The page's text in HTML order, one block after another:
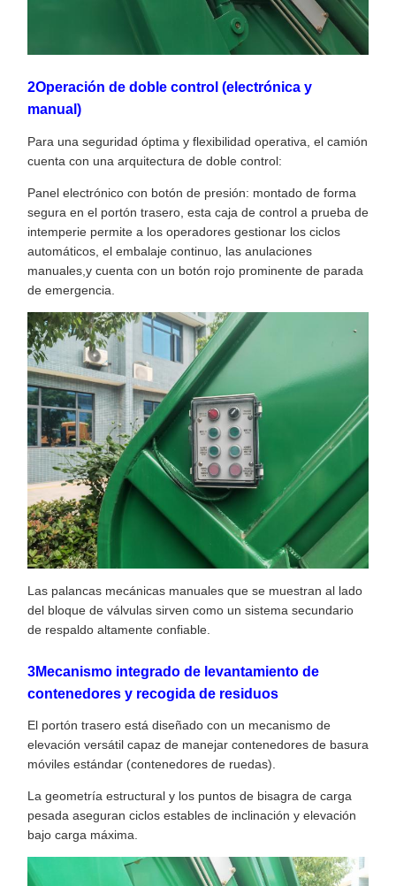
2Operación de doble control (electrónica y
manual)
Para una seguridad óptima y flexibilidad operativa, el camión
cuenta con una arquitectura de doble control:
Panel electrónico con botón de presión: montado de forma
segura en el portón trasero, esta caja de control a prueba de
intemperie permite a los operadores gestionar los ciclos
automáticos, el embalaje continuo, las anulaciones
manuales,y cuenta con un botón rojo prominente de parada
de emergencia.
Las palancas mecánicas manuales que se muestran al lado
del bloque de válvulas sirven como un sistema secundario
de respaldo altamente confiable.
3Mecanismo integrado de levantamiento de
contenedores y recogida de residuos
El portón trasero está diseñado con un mecanismo de
elevación versátil capaz de manejar contenedores de basura
móviles estándar (contenedores de ruedas).
La geometría estructural y los puntos de bisagra de carga
pesada aseguran ciclos estables de inclinación y elevación
bajo carga máxima.